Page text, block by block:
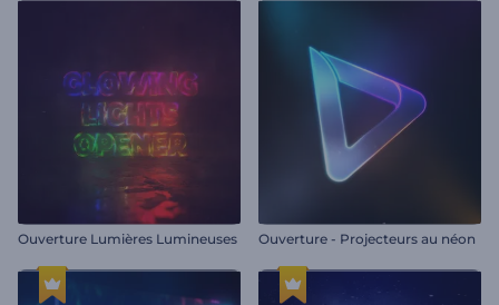
Ouverture Lumières Lumineuses Ouverture - Projecteurs au néon